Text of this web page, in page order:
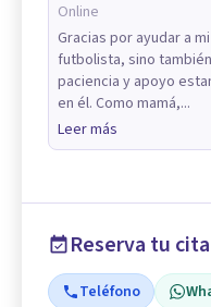
Online
Gracias por ayudar a
futbolista, sino
paciencia y apoyo
en él. Como mamá,...
Leer más
Reserva tu cita
Teléfono